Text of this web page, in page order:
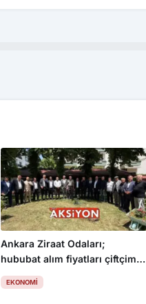
Ankara Ziraat Odaları;
hububat alım fiyatları çiftçimizi
üzdü
EKONOMI